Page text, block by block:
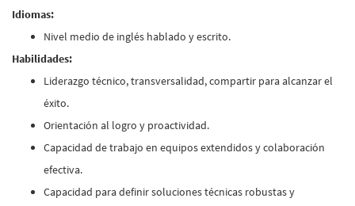
Idiomas:
Nivel medio de inglés hablado y escrito.
Habilidades:
Liderazgo técnico, transversalidad, compartir para alcanzar el
éxito.
Orientación al logro y proactividad.
Capacidad de trabajo en equipos extendidos y colaboración
efectiva.
Capacidad para definir soluciones técnicas robustas y